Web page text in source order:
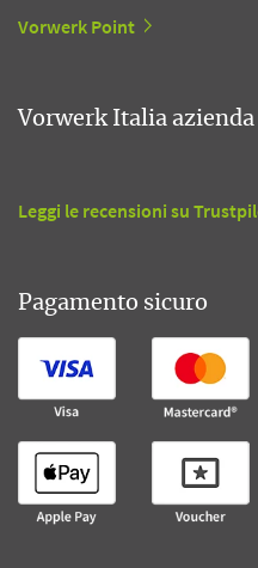
Vorwerk Point
Vorwerk Italia
Leggi le recensioni su
Pagamento sicuro